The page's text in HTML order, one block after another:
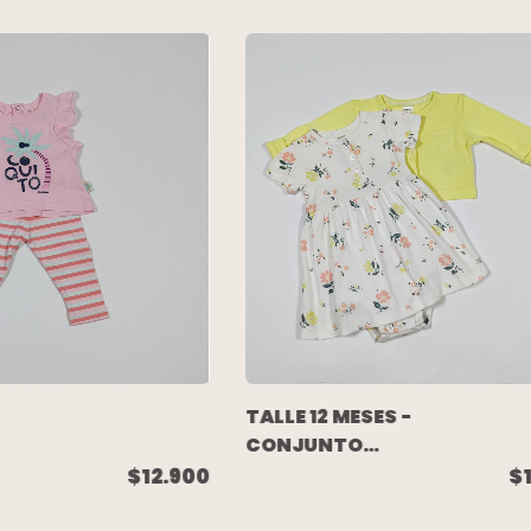
$12.900
TALLE 12 MESES -
CONJUNTO